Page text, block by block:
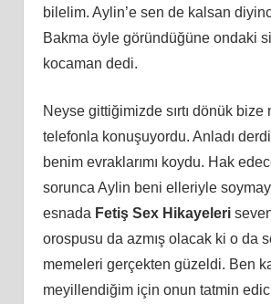
bilelim. Aylin’e sen de kalsan
Bakma öyle göründüğüne ondaki
kocaman dedi.
Neyse gittiğimizde sırtı dönük bize
telefonla konuşuyordu. Anladı
benim evraklarımı koydu. Hak
sorunca Aylin beni elleriyle
esnada Fetiş Sex Hikayeleri
orospusu da azmış olacak ki o da
memeleri gerçekten güzeldi. Ben
meyillendiğim için onun tatmin